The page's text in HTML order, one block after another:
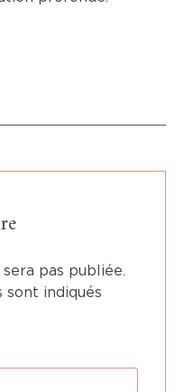
pas publiée.
sont indiqués